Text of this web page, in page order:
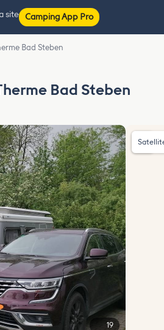
site Camping App Pro
Bad Steben
Bad Steben
19